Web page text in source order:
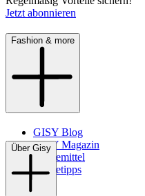
Jetzt abonnieren
Fashion & more
GISY Blog
GISY Magazin
Pflegemittel
Pflegetipps
Über Gisy